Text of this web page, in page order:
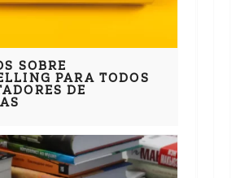
SOBRE
PARA TODOS
DE